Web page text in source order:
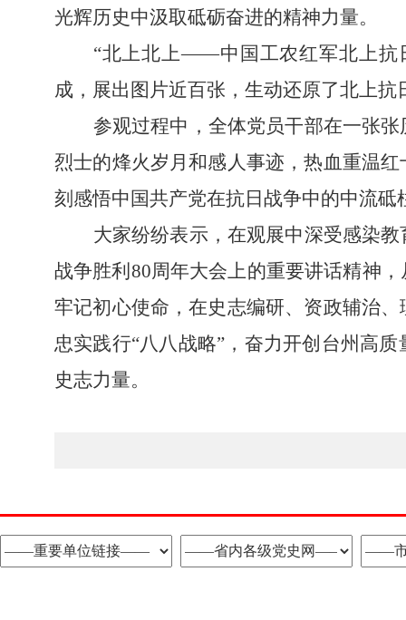
光辉历史中汲取砥砺奋进的精神力量。
“北上北上——中国工农红军北上抗
成，展出图片近百张，生动还原了北上
参观过程中，全体党员干部在一张
烈士的烽火岁月和感人事迹，热血重温
刻感悟中国共产党在抗日战争中的中流砥
大家纷纷表示， 在观展中深受感染教
战争胜利 80周年大会上的重要讲话精神，
牢记初心使命，在史志编研、资政辅治、
忠实践行“八八战略” ，奋力开创 台州 高质
史志力量。